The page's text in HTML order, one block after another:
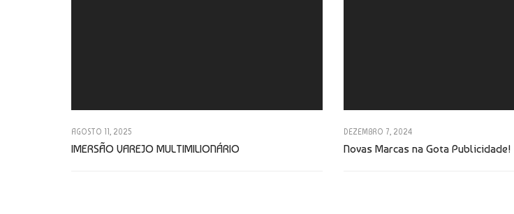
AGOSTO 11, 2025
IMERSÃO VAREJO MULTIMILIONÁRIO
DEZEMBRO 7, 2024
Novas Marcas na Gota Publicidade!